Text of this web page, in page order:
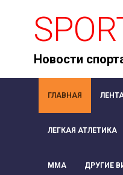
Новости
ГЛАВНАЯ
ЛЕГКАЯ АТЛЕТИКА
ММА ДРУГИЕ